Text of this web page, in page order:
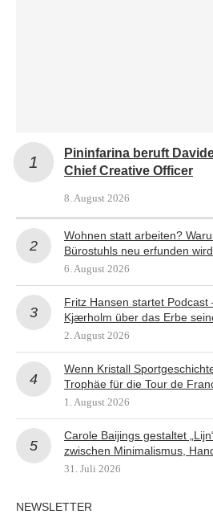
Pininfarina beruft
Chief Creative Officer
8. August 2026
Wohnen statt arbeiten?
Bürostuhls neu erfunden wird
6. August 2026
Fritz Hansen startet
Kjærholm über das Erbe
2. August 2026
Wenn Kristall
Trophäe für die Tour de
1. August 2026
Carole Baijings gestaltet
zwischen Minimalismus,
31. Juli 2026
NEWSLETTER